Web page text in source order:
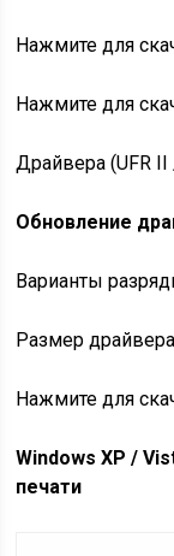
Нажмите для
Нажмите для
Драйвера (UFR II
Обновление
Варианты
Размер
Нажмите для
Windows XP /
печати